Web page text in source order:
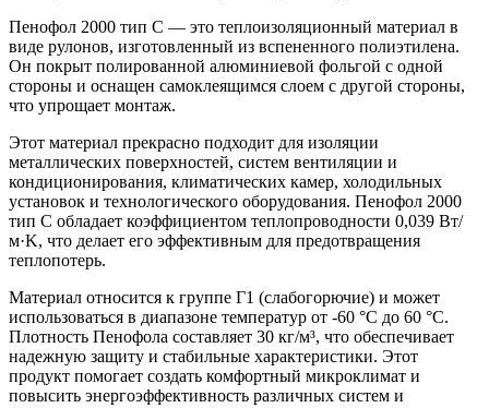
Пенофол 2000 тип C — это теплоизоляционный материал в
виде рулонов, изготовленный из вспененного полиэтилена.
Он покрыт полированной алюминиевой фольгой с одной
стороны и оснащен самоклеящимся слоем с другой стороны,
что упрощает монтаж.
Этот материал прекрасно подходит для изоляции
металлических поверхностей, систем вентиляции и
кондиционирования, климатических камер, холодильных
установок и технологического оборудования. Пенофол 2000
тип C обладает коэффициентом теплопроводности 0,039 Вт/
м·K, что делает его эффективным для предотвращения
теплопотерь.
Материал относится к группе Г1 (слабогорючие) и может
использоваться в диапазоне температур от -60 °C до 60 °C.
Плотность Пенофола составляет 30 кг/м³, что обеспечивает
надежную защиту и стабильные характеристики. Этот
продукт помогает создать комфортный микроклимат и
повысить энергоэффективность различных систем и